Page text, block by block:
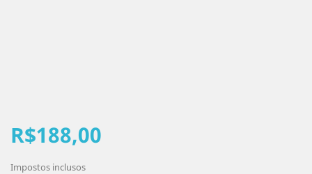
R$188,00
Impostos inclusos